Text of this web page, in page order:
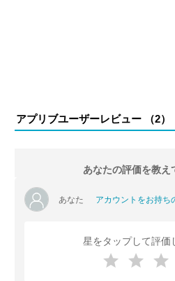
アプリブユーザーレビュー （2）
あなたの評価を教え
あなた アカウントをお持ち
星をタップして評価